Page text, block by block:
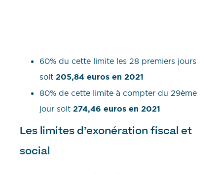
60% du cette limite les 28 premiers jours
soit 205,84 euros en 2021
80% de cette limite à compter du 29ème
jour soit 274,46 euros en 2021
Les limites d’exonération fiscal et
social